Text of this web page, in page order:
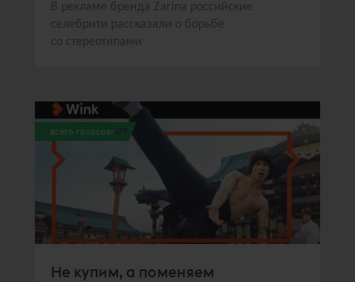
В рекламе бренда Zarina российские
селебрити рассказали о борьбе
со стереотипами
всего голосов: 177
Не купим, а поменяем